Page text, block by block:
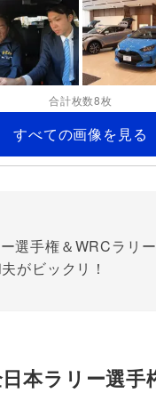
合計枚数8枚
すべての画像を見る
選手権＆WRCラリー
がビックリ！
本ラリー選